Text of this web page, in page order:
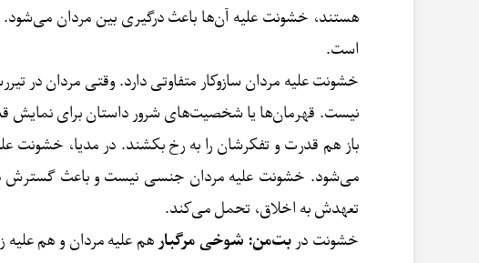
هستند، خشونت علیه آن‌ها باعث درگیری بین مردان می‌شود.
است.
خشونت علیه مردان سازوکار متفاوتی دارد. وقتی مردان
نیست. قهرمان‌ها یا شخصیت‌های شرور داستان برای نمایش
باز هم قدرت و تفکرشان را به رخ بکشند. در مدیا، خشونت
می‌شود. خشونت علیه مردان جنسی نیست و باعث گسترش
تعهدش به اخلاق، تحمل می‌کند.
خشونت دربت‌من: شوخی مرگبار هم علیه مردان و هم